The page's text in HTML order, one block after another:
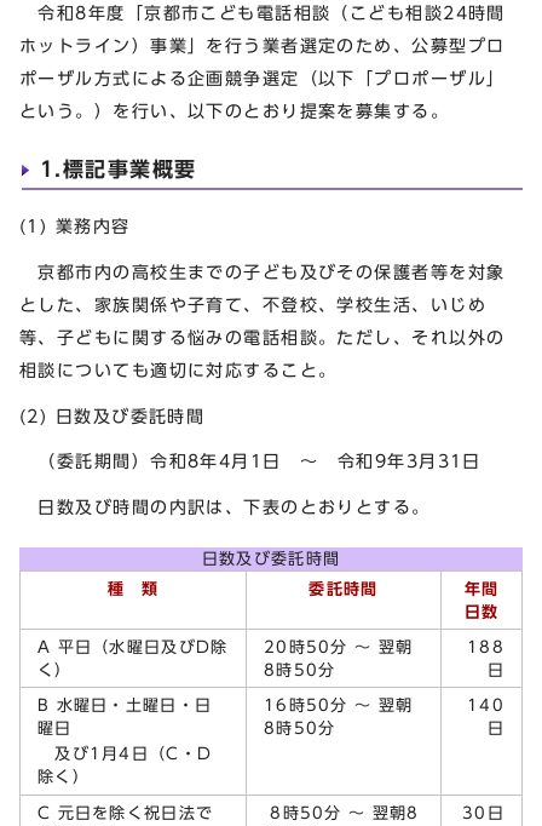
令和8年度「京都市こども電話相談（こども相談24時間
ホットライン）事業」を行う業者選定のため、公募型プロ
ポーザル方式による企画競争選定（以下「プロポーザル」
という。）を行い、以下のとおり提案を募集する。
1.標記事業概要
(1) 業務内容
京都市内の高校生までの子ども及びその保護者等を対象
とした、家族関係や子育て、不登校、学校生活、いじめ
等、子どもに関する悩みの電話相談。ただし、それ以外の
相談についても適切に対応すること。
(2) 日数及び委託時間
（委託期間）令和8年4月1日 ～ 令和9年3月31日
日数及び時間の内訳は、下表のとおりとする。
日数及び委託時間
種 類
委託時間
年間
日数
A 平日（水曜日及びD除
く）
20時50分 ～ 翌朝
8時50分
188
日
B 水曜日・土曜日・日
曜日
及び1月4日（C・D
除く）
16時50分 ～ 翌朝
8時50分
140
日
C 元日を除く祝日法で
8時50分 ～ 翌朝8
30日